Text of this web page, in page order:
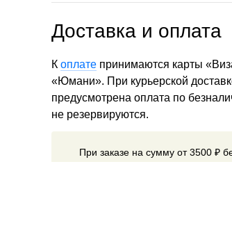
Доставка и оплата
К оплате принимаются карты
«Юмани». При курьерской
предусмотрена оплата по
не резервируются.
При заказе на сумму от 3500 ₽